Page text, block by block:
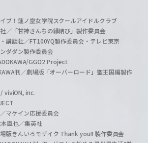
ブ！蓮ノ空女学院スクールアイドルクラブ
／「甘神さんちの縁結び」製作委員会
講談社／FT100YQ製作委員会・テレビ東京
ダダン製作委員会
GGO2 Project
刊／劇場版「オーバーロード」聖王国編製作
viviON, inc.
マケイン応援委員会
直也／集英社
版きんいろモザイク Thank you!! 製作委員会